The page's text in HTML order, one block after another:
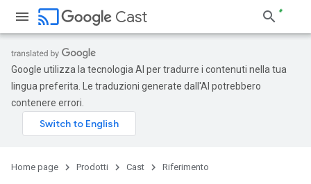
cast Cast
Google utilizza la tecnologia AI per tradurre i contenuti nella tua
lingua preferita. Le traduzioni generate dall'AI potrebbero
contenere errori.
Home page Prodotti Cast Riferimento